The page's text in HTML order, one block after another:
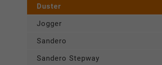
Duster
Jogger
Sandero
Sandero Stepway